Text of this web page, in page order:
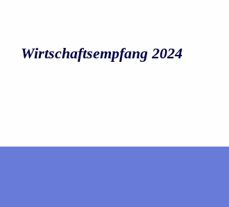
Wirtschafts­empfang 2024